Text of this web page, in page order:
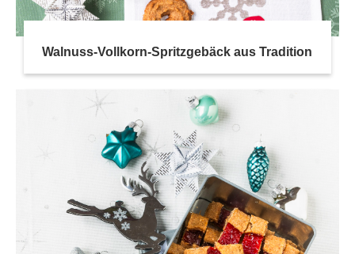
Walnuss-Vollkorn-Spritzgebäck aus Tradition